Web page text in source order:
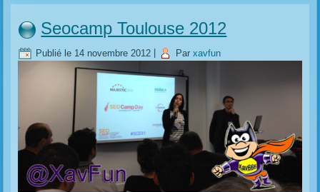
Seocamp Toulouse 2012
Publié le 14 novembre 2012 Par xavfun